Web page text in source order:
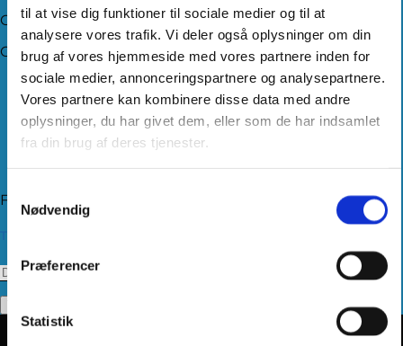
til at vise dig funktioner til sociale medier og til at
analysere vores trafik. Vi deler også oplysninger om din
brug af vores hjemmeside med vores partnere inden for
sociale medier, annonceringspartnere og analysepartnere.
Vores partnere kan kombinere disse data med andre
oplysninger, du har givet dem, eller som de har indsamlet
fra din brug af deres tjenester.
Samtykkevalg
Nødvendig
Præferencer
Statistik
CVR: 33994680
Om Hjemmeudstyr
Om os
Handelsbetingelser
Levering
Kundeservice
Returnering
Privatlivspolitik
Følg os